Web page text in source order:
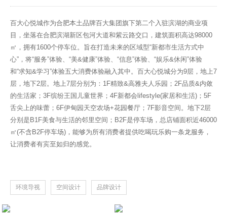
百大心悦城作为合肥本土品牌百大集团旗下第二个入驻滨湖的商业项
目，坐落在合肥滨湖新区包河大道和紫云路交口，建筑面积高达98000
㎡，拥有1600个停车位。旨在打造未来的区域型“新都市生活方式中
心”，将“服务”体验、“美&健康”体验、“信息”体验、“娱乐&休闲”体验
和“求知&学习”体验五大消费体验融入其中。百大心悦城分为9层，地上7
层，地下2层。地上7层分别为：1F精致&高雅夫人乐园；2F品质&内敛
的生活家；3F缤纷王国儿童世界；4F新都会lifestyle(家居和生活)；5F
舌尖上的味蕾；6F伊甸园天空农场+花园餐厅；7F影音空间。地下2层
分别是B1F美食与生活的邻里空间；B2F是停车场，总店铺面积近46000
㎡(不含B2F停车场)，能够为所有消费者提供吃喝玩乐购一条龙服务，
让消费者有宾至如归的感觉。
环境导视 空间设计 品牌设计
《素》